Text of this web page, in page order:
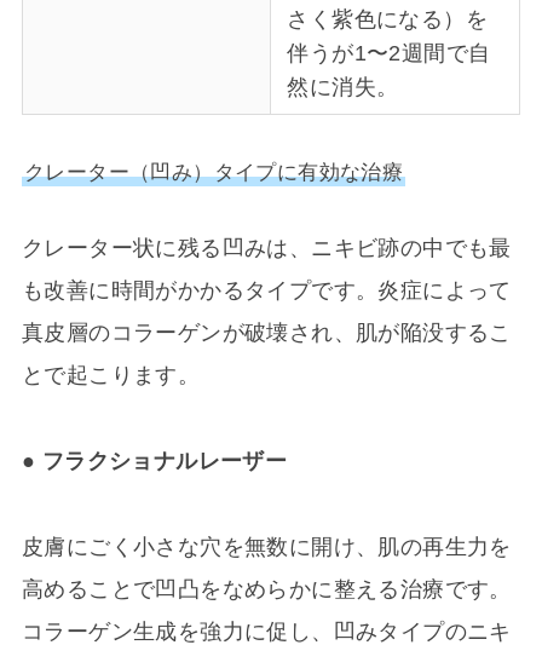
さく紫色になる）を
伴うが1〜2週間で自
然に消失。
クレーター（凹み）タイプに有効な治療
クレーター状に残る凹みは、ニキビ跡の中でも最
も改善に時間がかかるタイプです。炎症によって
真皮層のコラーゲンが破壊され、肌が陥没するこ
とで起こります。
● フラクショナルレーザー
皮膚にごく小さな穴を無数に開け、肌の再生力を
高めることで凹凸をなめらかに整える治療です。
コラーゲン生成を強力に促し、凹みタイプのニキ